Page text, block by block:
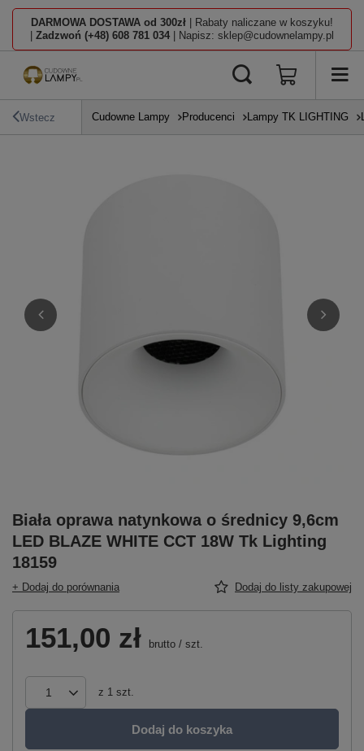
DARMOWA DOSTAWA od 300zł | Rabaty naliczane w koszyku!
Zadzwoń (+48) 608 781 034 | Napisz: sklep@cudownelampy.pl
Wstecz Cudowne Lampy Producenci Lampy TK LIGHTING
Biała oprawa natynkowa o średnicy 9,6cm
LED BLAZE WHITE CCT 18W Tk Lighting
18159
+ Dodaj do porównania Dodaj do listy zakupowej
151,00 zł brutto / szt.
z 1 szt.
Dodaj do koszyka